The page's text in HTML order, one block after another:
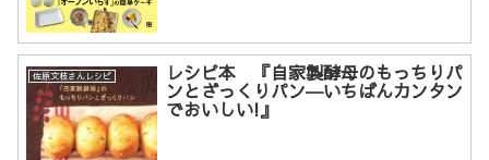
佐原文枝さんレシピ レシピ本 『自家製酵母のもっちりパ
ンとざっくりパン―いちばんカンタン
でおいしい!』